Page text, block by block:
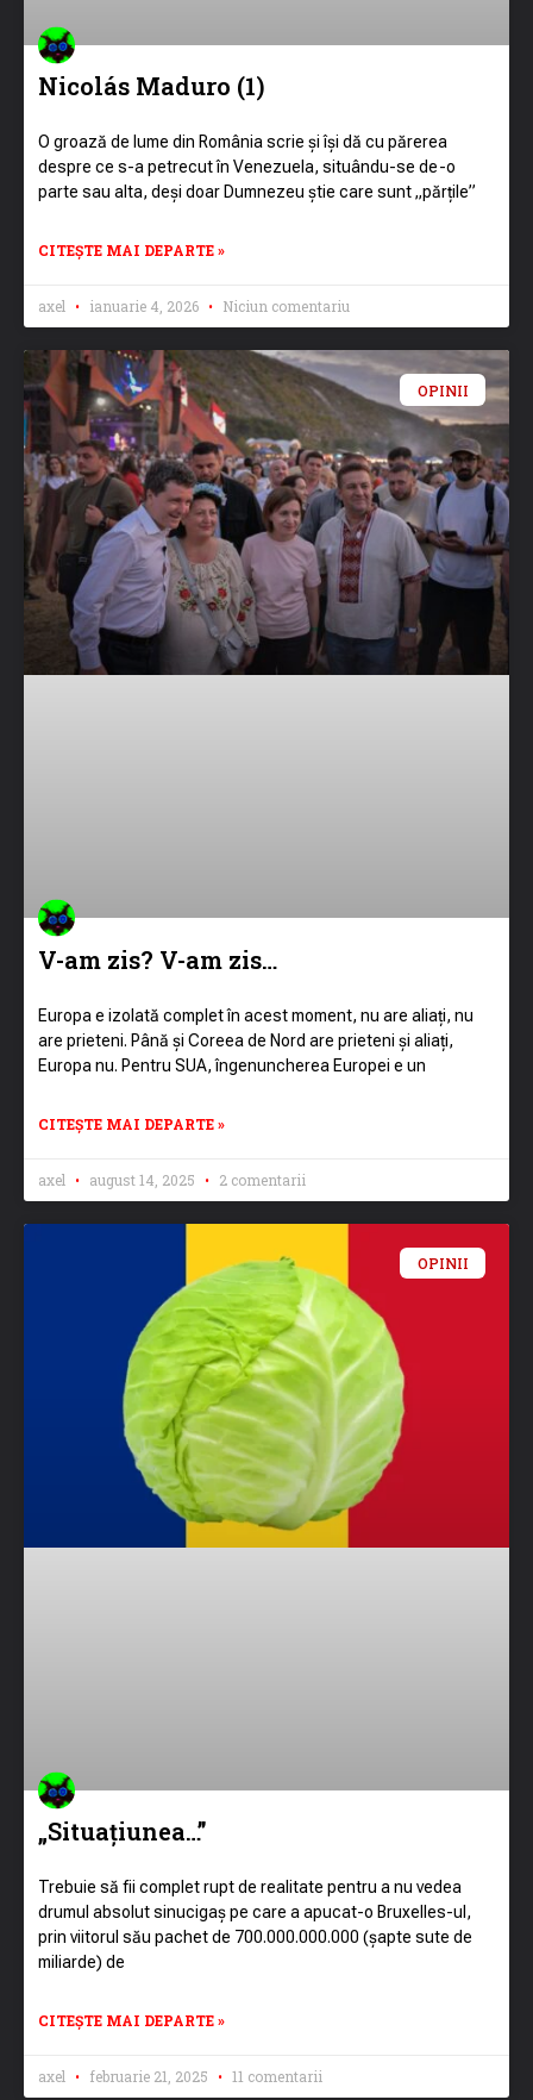
Nicolás Maduro (1)
O groază de lume din România scrie și își dă cu părerea
despre ce s-a petrecut în Venezuela, situându-se de-o
parte sau alta, deși doar Dumnezeu știe care sunt „părțile”
CITEȘTE MAI DEPARTE »
axel ianuarie 4, 2026 Niciun comentariu
OPINII
V-am zis? V-am zis…
Europa e izolată complet în acest moment, nu are aliați, nu
are prieteni. Până și Coreea de Nord are prieteni și aliați,
Europa nu. Pentru SUA, îngenuncherea Europei e un
CITEȘTE MAI DEPARTE »
axel august 14, 2025 2 comentarii
OPINII
„Situațiunea…”
Trebuie să fii complet rupt de realitate pentru a nu vedea
drumul absolut sinucigaș pe care a apucat-o Bruxelles-ul,
prin viitorul său pachet de 700.000.000.000 (șapte sute de
miliarde) de
CITEȘTE MAI DEPARTE »
axel februarie 21, 2025 11 comentarii